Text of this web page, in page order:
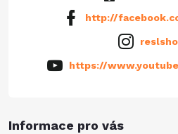
Informace pro vás
http://
https://